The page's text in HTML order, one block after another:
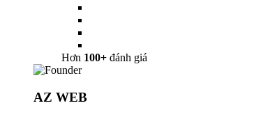
Hơn 100+ đánh giá
AZ WEB